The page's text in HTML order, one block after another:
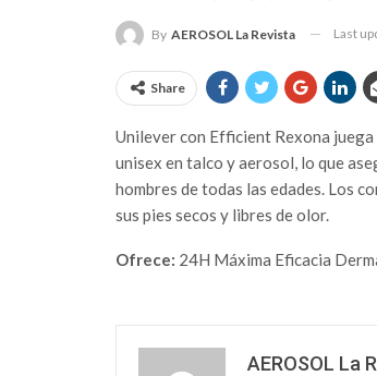
By AEROSOL La Revista Last
Share
Unilever con Efficient Rexona
unisex en talco y aerosol, lo que
hombres de todas las edades. Los
sus pies secos y libres de olor.
Ofrece: 24H Máxima Eficacia
AEROSOL La